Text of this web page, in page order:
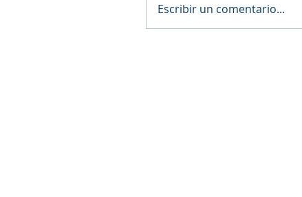
Escribir un comentario...